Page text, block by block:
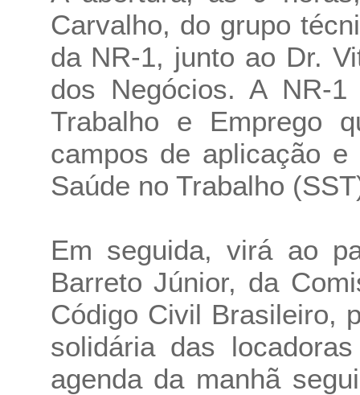
Carvalho, do grupo
da NR-1, junto ao Dr.
dos Negócios. A NR-
Trabalho e Emprego
campos de aplicação
Saúde no Trabalho
Em seguida, virá ao
Barreto Júnior, da
Código Civil Brasileiro,
solidária das
agenda da manhã